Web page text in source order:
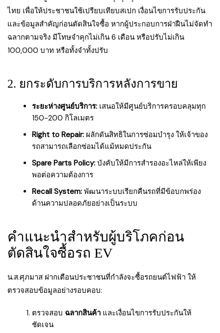
ไทย เพื่อให้ประชาชนใช้เปรียบเทียบสเปก เงื่อนไขการรับประกัน
และข้อมูลสำคัญก่อนตัดสินใจซื้อ หากผู้ประกอบการฝ่าฝืนไม่จัดทำ
ฉลากตามจริง มีโทษจำคุกไม่เกิน 6 เดือน หรือปรับไม่เกิน
100,000 บาท หรือทั้งจำทั้งปรับ
2. ยกระดับการบริการหลังการขาย
ระยะห่างศูนย์บริการ: เสนอให้มีศูนย์บริการครอบคลุมทุก
150-200 กิโลเมตร
Right to Repair: ผลักดันสิทธิในการซ่อมบำรุง ให้เจ้าของ
รถสามารถเลือกซ่อมได้แม้หมดประกัน
Spare Parts Policy: บังคับให้มีการสำรองอะไหล่ให้เพียง
พอต่อความต้องการ
Recall System: พัฒนาระบบเรียกคืนรถที่มีข้อบกพร่อง
ด้านความปลอดภัยอย่างเป็นระบบ
คำแนะนำสำหรับผู้บริโภคก่อน
ตัดสินใจซื้อรถ EV
น.ส.ศุภมาส ฝากเตือนประชาชนที่กำลังจะซื้อรถยนต์ไฟฟ้า ให้
ตรวจสอบข้อมูลอย่างรอบคอบ:
ตรวจสอบ ฉลากสินค้า และเงื่อนไขการรับประกันให้
ชัดเจน